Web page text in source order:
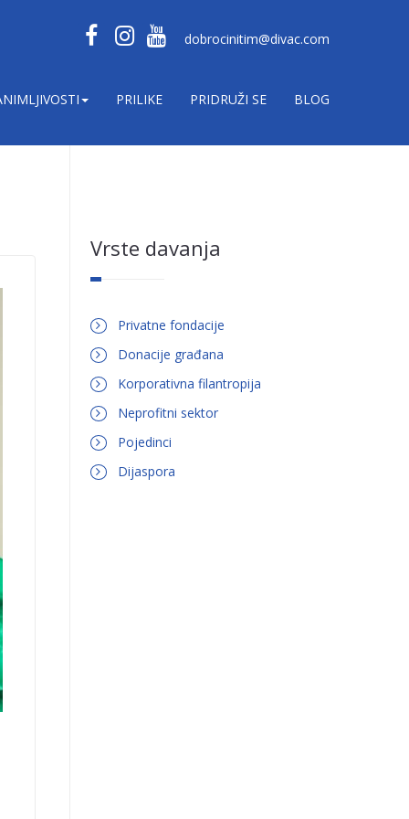
dobrocinitim@divac.com
PRILIKE PRIDRUŽI SE BLOG
Vrste davanja
Privatne fondacije
Donacije građana
Korporativna filantropija
Neprofitni sektor
Pojedinci
Dijaspora